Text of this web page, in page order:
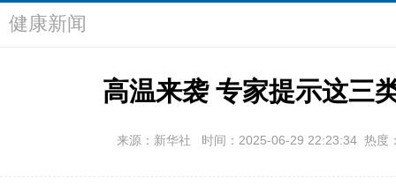
健康新闻
高温来袭 专家提示这三
来源：新华社 时间：2025-06-29 22:23:34 热度